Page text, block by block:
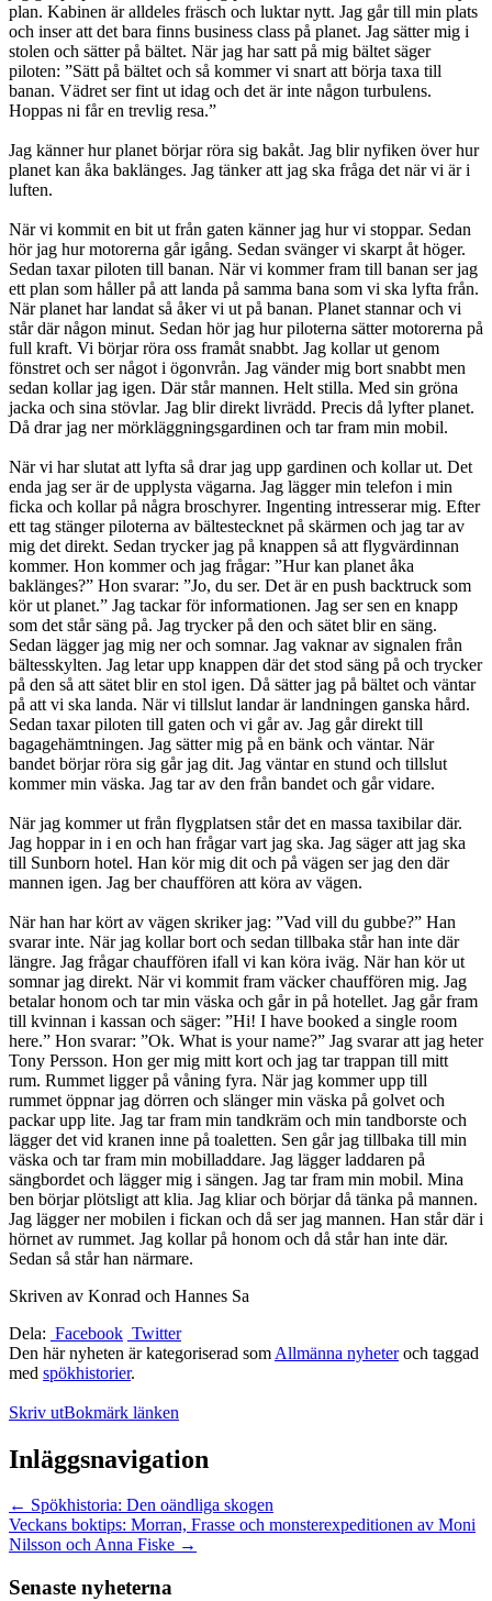
plan. Kabinen är alldeles fräsch och luktar nytt. Jag går till min plats
och inser att det bara finns business class på planet. Jag sätter mig i
stolen och sätter på bältet. När jag har satt på mig bältet säger
piloten: ”Sätt på bältet och så kommer vi snart att börja taxa till
banan. Vädret ser fint ut idag och det är inte någon turbulens.
Hoppas ni får en trevlig resa.”
Jag känner hur planet börjar röra sig bakåt. Jag blir nyfiken över hur
planet kan åka baklänges. Jag tänker att jag ska fråga det när vi är i
luften.
När vi kommit en bit ut från gaten känner jag hur vi stoppar. Sedan
hör jag hur motorerna går igång. Sedan svänger vi skarpt åt höger.
Sedan taxar piloten till banan. När vi kommer fram till banan ser jag
ett plan som håller på att landa på samma bana som vi ska lyfta från.
När planet har landat så åker vi ut på banan. Planet stannar och vi
står där någon minut. Sedan hör jag hur piloterna sätter motorerna på
full kraft. Vi börjar röra oss framåt snabbt. Jag kollar ut genom
fönstret och ser något i ögonvrån. Jag vänder mig bort snabbt men
sedan kollar jag igen. Där står mannen. Helt stilla. Med sin gröna
jacka och sina stövlar. Jag blir direkt livrädd. Precis då lyfter planet.
Då drar jag ner mörkläggningsgardinen och tar fram min mobil.
När vi har slutat att lyfta så drar jag upp gardinen och kollar ut. Det
enda jag ser är de upplysta vägarna. Jag lägger min telefon i min
ficka och kollar på några broschyrer. Ingenting intresserar mig. Efter
ett tag stänger piloterna av bältestecknet på skärmen och jag tar av
mig det direkt. Sedan trycker jag på knappen så att flygvärdinnan
kommer. Hon kommer och jag frågar: ”Hur kan planet åka
baklänges?” Hon svarar: ”Jo, du ser. Det är en push backtruck som
kör ut planet.” Jag tackar för informationen. Jag ser sen en knapp
som det står säng på. Jag trycker på den och sätet blir en säng.
Sedan lägger jag mig ner och somnar. Jag vaknar av signalen från
bältesskylten. Jag letar upp knappen där det stod säng på och trycker
på den så att sätet blir en stol igen. Då sätter jag på bältet och väntar
på att vi ska landa. När vi tillslut landar är landningen ganska hård.
Sedan taxar piloten till gaten och vi går av. Jag går direkt till
bagagehämtningen. Jag sätter mig på en bänk och väntar. När
bandet börjar röra sig går jag dit. Jag väntar en stund och tillslut
kommer min väska. Jag tar av den från bandet och går vidare.
När jag kommer ut från flygplatsen står det en massa taxibilar där.
Jag hoppar in i en och han frågar vart jag ska. Jag säger att jag ska
till Sunborn hotel. Han kör mig dit och på vägen ser jag den där
mannen igen. Jag ber chauffören att köra av vägen.
När han har kört av vägen skriker jag: ”Vad vill du gubbe?” Han
svarar inte. När jag kollar bort och sedan tillbaka står han inte där
längre. Jag frågar chauffören ifall vi kan köra iväg. När han kör ut
somnar jag direkt. När vi kommit fram väcker chauffören mig. Jag
betalar honom och tar min väska och går in på hotellet. Jag går fram
till kvinnan i kassan och säger: ”Hi! I have booked a single room
here.” Hon svarar: ”Ok. What is your name?” Jag svarar att jag heter
Tony Persson. Hon ger mig mitt kort och jag tar trappan till mitt
rum. Rummet ligger på våning fyra. När jag kommer upp till
rummet öppnar jag dörren och slänger min väska på golvet och
packar upp lite. Jag tar fram min tandkräm och min tandborste och
lägger det vid kranen inne på toaletten. Sen går jag tillbaka till min
väska och tar fram min mobilladdare. Jag lägger laddaren på
sängbordet och lägger mig i sängen. Jag tar fram min mobil. Mina
ben börjar plötsligt att klia. Jag kliar och börjar då tänka på mannen.
Jag lägger ner mobilen i fickan och då ser jag mannen. Han står där i
hörnet av rummet. Jag kollar på honom och då står han inte där.
Sedan så står han närmare.
Skriven av Konrad och Hannes Sa
Dela: Facebook Twitter
Den här nyheten är kategoriserad som Allmänna nyheteroch taggad
med spökhistorier.
Skriv utBokmärk länken
Inläggsnavigation
← Spökhistoria: Den oändliga skogen
Veckans boktips: Morran, Frasse och monsterexpeditionen av Moni
Nilsson och Anna Fiske →
Senaste nyheterna